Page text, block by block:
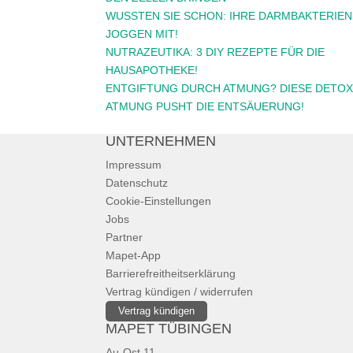
WUSSTEN SIE SCHON: IHRE DARMBAKTERIEN
JOGGEN MIT!
NUTRAZEUTIKA: 3 DIY REZEPTE FÜR DIE
HAUSAPOTHEKE!
ENTGIFTUNG DURCH ATMUNG? DIESE
ATMUNG PUSHT DIE ENTSÄUERUNG!
UNTERNEHMEN
Impressum
Datenschutz
Cookie-Einstellungen
Jobs
Partner
Mapet-App
Barrierefreitheitserklärung
Vertrag kündigen / widerrufen
Vertrag kündigen
MAPET TÜBINGEN